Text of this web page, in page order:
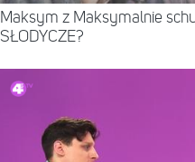
Maksym z Maksymalnie
SŁODYCZE?